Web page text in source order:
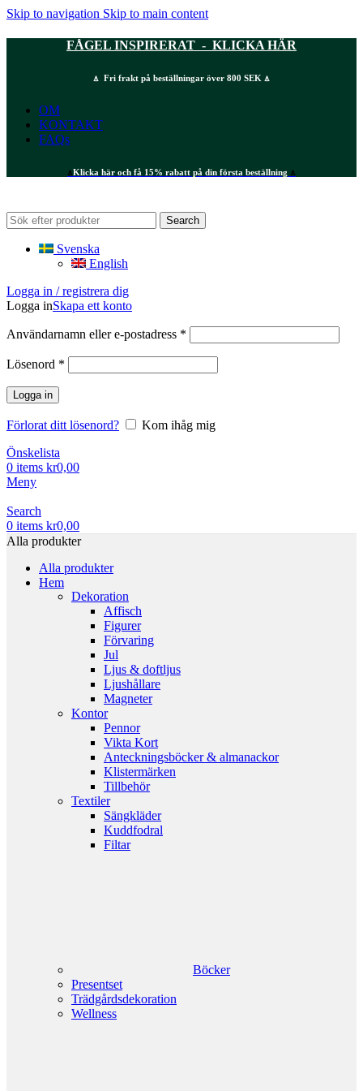
Skip to navigation Skip to main content
FÅGEL INSPIRERAT - KLICKA HÄR
⍋ Fri frakt på beställningar över 800 SEK ⍋
OM
KONTAKT
FAQs
⍋Klicka här och få 15% rabatt på din första beställning ⍋
Search
Svenska
English
Logga in / registrera dig
Logga inSkapa ett konto
Användarnamn eller e-postadress *
Lösenord *
Logga in
Förlorat ditt lösenord?
Kom ihåg mig
Önskelista
0 items kr0,00
Meny
Search
0 items kr0,00
Alla produkter
Alla produkter
Hem
Dekoration
Affisch
Figurer
Förvaring
Jul
Ljus & doftljus
Ljushållare
Magneter
Kontor
Pennor
Vikta Kort
Anteckningsböcker & almanackor
Klistermärken
Tillbehör
Textiler
Sängkläder
Kuddfodral
Filtar
Böcker
Presentset
Trädgårdsdekoration
Wellness